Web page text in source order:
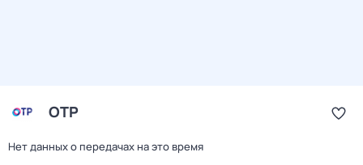
ОТР
Нет данных о передачах на это время